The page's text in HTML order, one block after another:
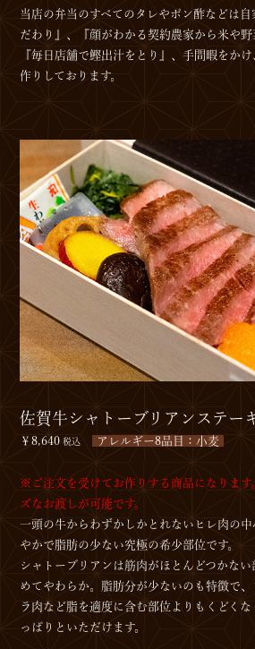
当店の弁当のすべてのタレやポン酢などは自
だわり』、『顔がわかる契約農家から米や野
『毎日店舗で鰹出汁をとり』、手間暇をか
作りしております。
佐賀牛シャトーブリアンステー
￥8,640 税込 アレルギー8品目：小麦
※ご注文を受けてお作りする商品になります
ズなお渡しが可能です。
一頭の牛からわずかしかとれないヒレ肉の
やかで脂肪の少ない究極の希少部位です。
シャトーブリアンは筋肉がほとんどつかな
めてやわらか。脂肪分が少ないのも特徴で
ラ肉など脂を適度に含む部位よりもくどく
っぱりといただけます。